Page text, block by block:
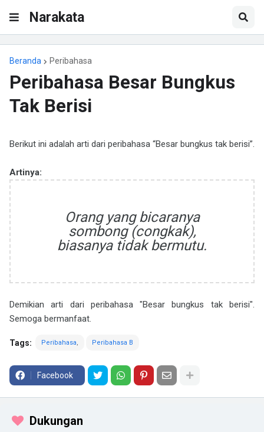
Narakata
Beranda Peribahasa
Peribahasa Besar Bungkus
Tak Berisi
Berikut ini adalah arti dari peribahasa “Besar bungkus tak berisi”.
Artinya:
Orang yang bicaranya
sombong (congkak),
biasanya tidak bermutu.
Demikian arti dari peribahasa "Besar bungkus tak berisi".
Semoga bermanfaat.
Tags: Peribahasa Peribahasa B
Facebook
Dukungan